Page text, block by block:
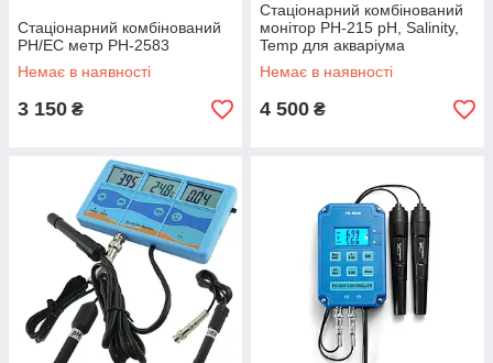
Стаціонарний комбінований
PH/EC метр PH-2583
Немає в наявності
3 150 ₴
Стаціонарний комбінований
монітор РН-215 pH, Salinity,
Temp для акваріума
Немає в наявності
4 500 ₴